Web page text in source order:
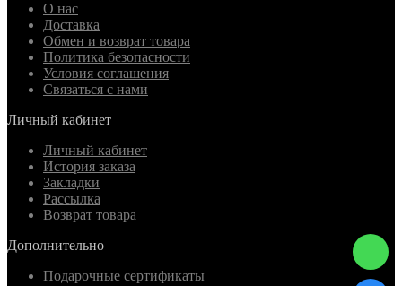
О нас
Доставка
Обмен и возврат товара
Политика безопасности
Условия соглашения
Связаться с нами
Личный кабинет
Личный кабинет
История заказа
Закладки
Рассылка
Возврат товара
Дополнительно
Подарочные сертификаты